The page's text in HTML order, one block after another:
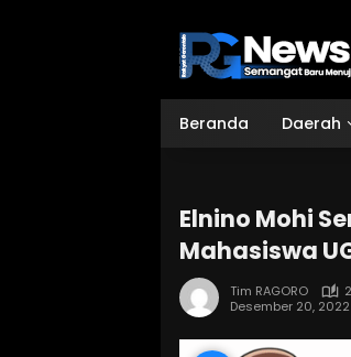
Beranda Daerah
Elnino Mohi
Mahasiswa
Tim RAGORO
Desember 20, 2022